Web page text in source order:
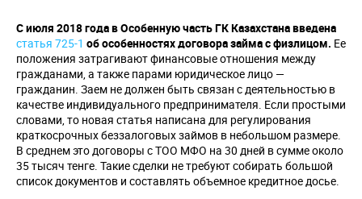
С июля 2018 года в Особенную часть ГК Казахстана введена
статья 725-1 об особенностях договора займа с физлицом. Ее
положения затрагивают финансовые отношения между
гражданами, а также парами юридическое лицо —
гражданин. Заем не должен быть связан с деятельностью в
качестве индивидуального предпринимателя. Если простыми
словами, то новая статья написана для регулирования
краткосрочных беззалоговых займов в небольшом размере.
В среднем это договоры с ТОО МФО на 30 дней в сумме около
35 тысяч тенге. Такие сделки не требуют собирать большой
список документов и составлять объемное кредитное досье.